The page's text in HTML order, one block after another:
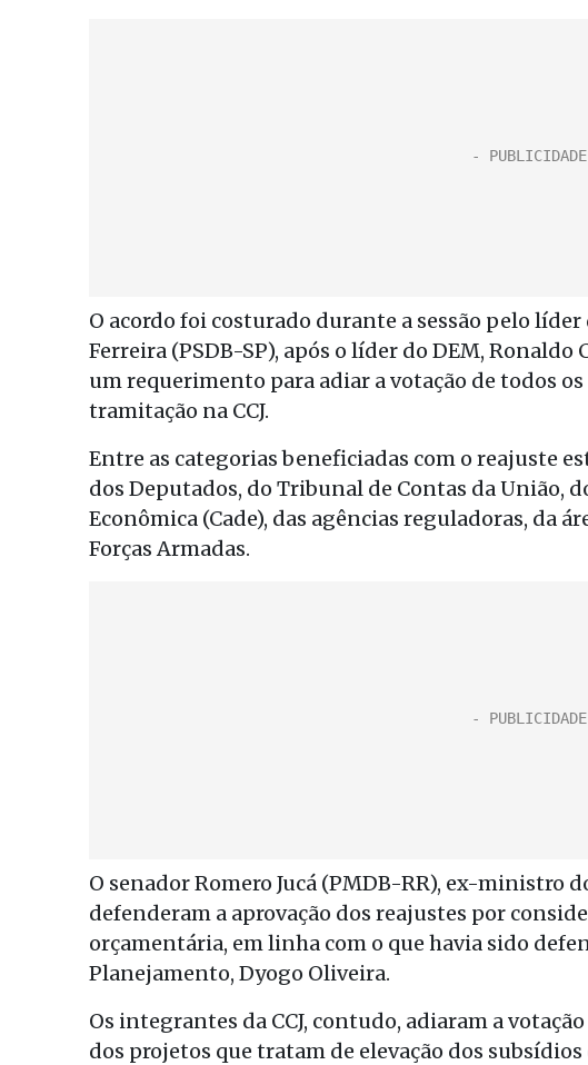
O acordo foi costurado durante a sessão pelo
Ferreira (PSDB-SP), após o líder do DEM,
um requerimento para adiar a votação de todos
tramitação na CCJ.
Entre as categorias beneficiadas com o reajuste
dos Deputados, do Tribunal de Contas da União,
Econômica (Cade), das agências reguladoras, da
Forças Armadas.
O senador Romero Jucá (PMDB-RR), ex-ministro
defenderam a aprovação dos reajustes por
orçamentária, em linha com o que havia sido
Planejamento, Dyogo Oliveira.
Os integrantes da CCJ, contudo, adiaram a
dos projetos que tratam de elevação dos